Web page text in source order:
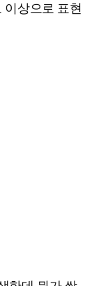
이상으로 표현